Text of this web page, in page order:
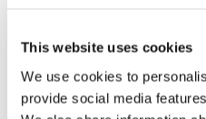
This website uses cookies
We use cookies to
provide social media